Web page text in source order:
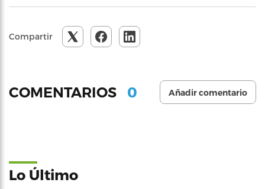
Compartir
COMENTARIOS 0 Añadir comentario
Lo Último